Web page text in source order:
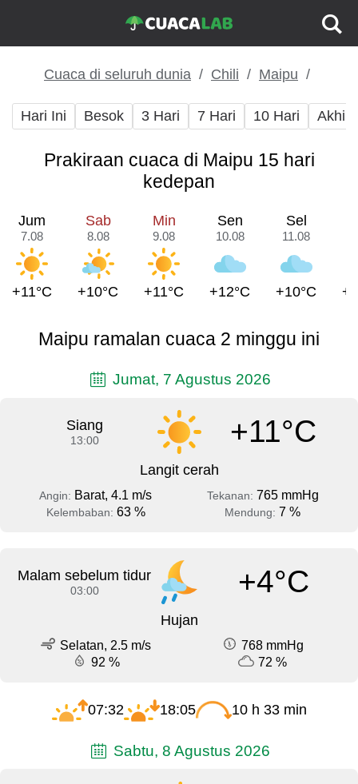
Cuaca di seluruh dunia Chili Maipu
Hari Ini Besok 3 Hari 7 Hari 10 Hari Akhir
Prakiraan cuaca di Maipu 15 hari
kedepan
Jum
7.08
+11°C
Sab
8.08
+10°C
Min
9.08
+11°C
Sen
10.08
+12°C
Sel
11.08
+10°C
Maipu ramalan cuaca 2 minggu ini
Jumat, 7 Agustus 2026
Siang
13:00 +11°C
Langit cerah
Angin: Barat, 4.1 m/s Tekanan: 765 mmHg
Kelembaban: 63 % Mendung: 7 %
Malam sebelum tidur
03:00 +4°C
Hujan
Selatan, 2.5 m/s
768 mmHg
92 %
72 %
07:32 18:05 10 h 33 min
Sabtu, 8 Agustus 2026